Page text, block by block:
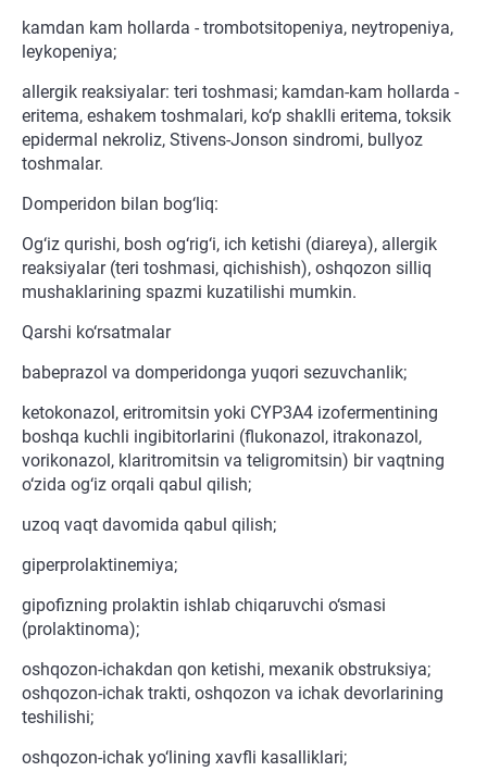
kamdan kam hollarda - trombotsitopeniya, neytropeniya,
leykopeniya;
allergik reaksiyalar: teri toshmasi; kamdan-kam hollarda -
eritema, eshakem toshmalari, ko‘p shaklli eritema, toksik
epidermal nekroliz, Stivens-Jonson sindromi, bullyoz
toshmalar.
Domperidon bilan bog‘liq:
Og‘iz qurishi, bosh og‘rig‘i, ich ketishi (diareya), allergik
reaksiyalar (teri toshmasi, qichishish), oshqozon silliq
mushaklarining spazmi kuzatilishi mumkin.
Qarshi ko‘rsatmalar
babeprazol va domperidonga yuqori sezuvchanlik;
ketokonazol, eritromitsin yoki CYP3A4 izofermentining
boshqa kuchli ingibitorlarini (flukonazol, itrakonazol,
vorikonazol, klaritromitsin va teligromitsin) bir vaqtning
o‘zida og‘iz orqali qabul qilish;
uzoq vaqt davomida qabul qilish;
giperprolaktinemiya;
gipofizning prolaktin ishlab chiqaruvchi o‘smasi
(prolaktinoma);
oshqozon-ichakdan qon ketishi, mexanik obstruksiya;
oshqozon-ichak trakti, oshqozon va ichak devorlarining
teshilishi;
oshqozon-ichak yo‘lining xavfli kasalliklari;